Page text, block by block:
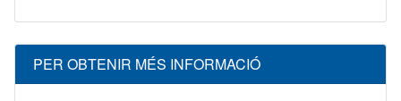
PER OBTENIR MÉS INFORMACIÓ